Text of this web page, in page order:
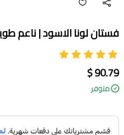
فستان لونا الاسود | ناعم
90.79 $
متوفر